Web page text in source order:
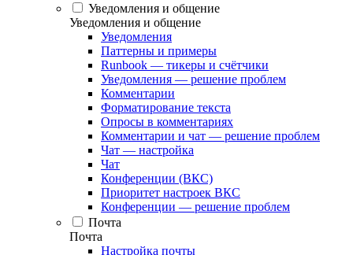
Уведомления и общение
Уведомления и общение
Уведомления
Паттерны и примеры
Runbook — тикеры и счётчики
Уведомления — решение проблем
Комментарии
Форматирование текста
Опросы в комментариях
Комментарии и чат — решение проблем
Чат — настройка
Чат
Конференции (ВКС)
Приоритет настроек ВКС
Конференции — решение проблем
Почта
Почта
Настройка почты